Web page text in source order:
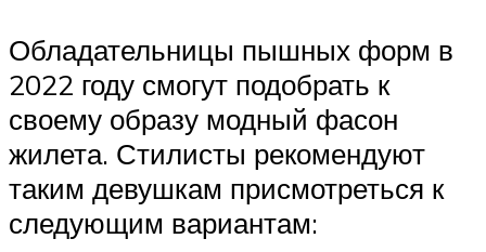
Обладательницы пышных форм в
2022 году смогут подобрать к
своему образу модный фасон
жилета. Стилисты рекомендуют
таким девушкам присмотреться к
следующим вариантам: